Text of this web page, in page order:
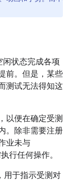
状态完成各项
前。但是，某些
测试无法得知这
以便在确定受测
除非需要注册
业未与
行任何操作。
用于指示受测对